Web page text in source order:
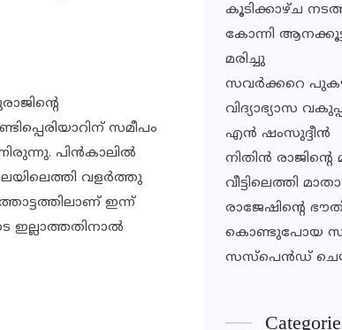
സമീപം
പിന്‍കാലില്‍
വളര്‍ത്തു
ഇന്ന്
ഇല്ലാത്തതിനാല്‍
കൂടിക്കാഴ്ച
കോന്നി
മരിച്ചു
സവര്‍ക്കറെ
വിദ്യാഭ്യാസ
എൻ ഷംസുദ്ദീൻ
നിതിൻ
വീട്ടിലെത്തി
രാജേഷിന്റെ
കൊണ്ടുപോയ
സസ്‌പെന്‍ഡ്